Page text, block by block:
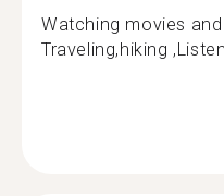
Watching movies and
Traveling,hiking